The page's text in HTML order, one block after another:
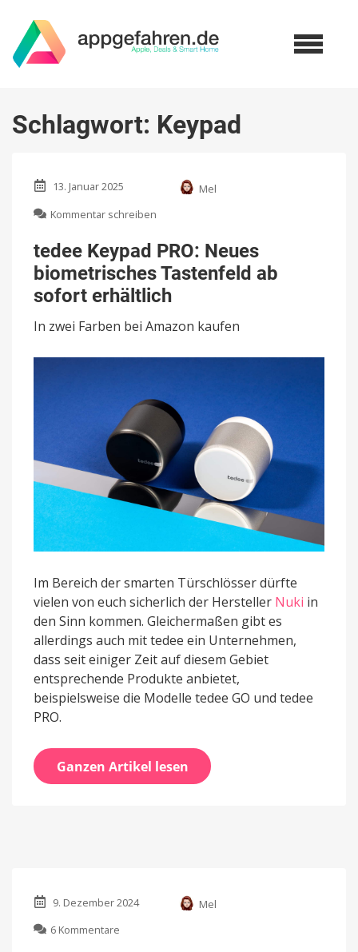
Schlagwort: Keypad
13. Januar 2025
Mel
Kommentar schreiben
Keypad
PRO:
Neues
biometrisches
Tastenfeld
ab
sofort
tedee Keypad PRO: Neues
biometrisches Tastenfeld ab
sofort erhältlich
In zwei Farben bei Amazon kaufen
Im Bereich der smarten Türschlösser dürfte
vielen von euch sicherlich der Hersteller Nuki in
den Sinn kommen. Gleichermaßen gibt es
allerdings auch mit tedee ein Unternehmen,
dass seit einiger Zeit auf diesem Gebiet
entsprechende Produkte anbietet,
beispielsweise die Modelle tedee GO und tedee
PRO.
Ganzen Artikel lesen
9. Dezember 2024
Mel
6 Kommentare